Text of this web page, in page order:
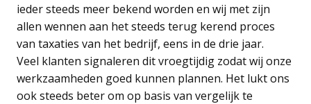
ieder steeds meer bekend worden en wij met zijn
allen wennen aan het steeds terug kerend proces
van taxaties van het bedrijf, eens in de drie jaar.
Veel klanten signaleren dit vroegtijdig zodat wij onze
werkzaamheden goed kunnen plannen. Het lukt ons
ook steeds beter om op basis van vergelijk te